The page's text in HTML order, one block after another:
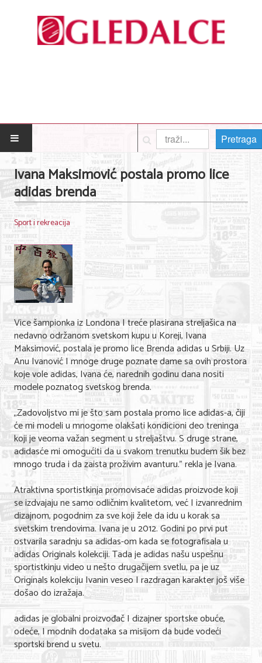
POČETNA
Posao
Usluge
Nega lica i tela
Shopping
Sve za venčanje
Sve za decu
Gastronomija
Kuća i bašta
Zdravlje i medicina
Sport i rekreacija
Hobi i razonoda
ADRESAR
Posao
Usluge
Nega lica i tela
Shopping
Sve za venčanje
Sve za decu
Kuća i bašta
Gastronomija
Pretraga
Ivana Maksimović postala promo lice
adidas brenda
Sport i rekreacija
Vice šampionka iz Londona I treće plasirana streljašica na
nedavno održanom svetskom kupu u Koreji, Ivana
Maksimović, postala je promo lice Brenda adidas u Srbiji. Uz
Anu Ivanović I mnoge druge poznate dame sa ovih prostora
koje vole adidas, Ivana će, narednih godinu dana nositi
modele poznatog svetskog brenda.
„Zadovoljstvo mi je što sam postala promo lice adidas-a, čiji
će mi modeli u mnogome olakšati kondicioni deo treninga
koji je veoma važan segment u streljaštvu. S druge strane,
adidasće mi omogućiti da u svakom trenutku budem šik bez
mnogo truda i da zaista proživim avanturu.” rekla je Ivana.
Atraktivna sportistkinja promovisaće adidas proizvode koji
se izdvajaju ne samo odličnim kvalitetom, već I izvanrednim
dizajnom, pogodnim za sve koji žele da idu u korak sa
svetskim trendovima. Ivana je u 2012. Godini po prvi put
ostvarila saradnju sa adidas-om kada se fotografisala u
adidas Originals kolekciji. Tada je adidas našu uspešnu
sportistkinju video u nešto drugačijem svetlu, pa je uz
Originals kolekciju Ivanin veseo I razdragan karakter još više
došao do izražaja.
adidas je globalni proizvođač I dizajner sportske obuće,
odeće, I modnih dodataka sa misijom da bude vodeći
sportski brend u svetu.